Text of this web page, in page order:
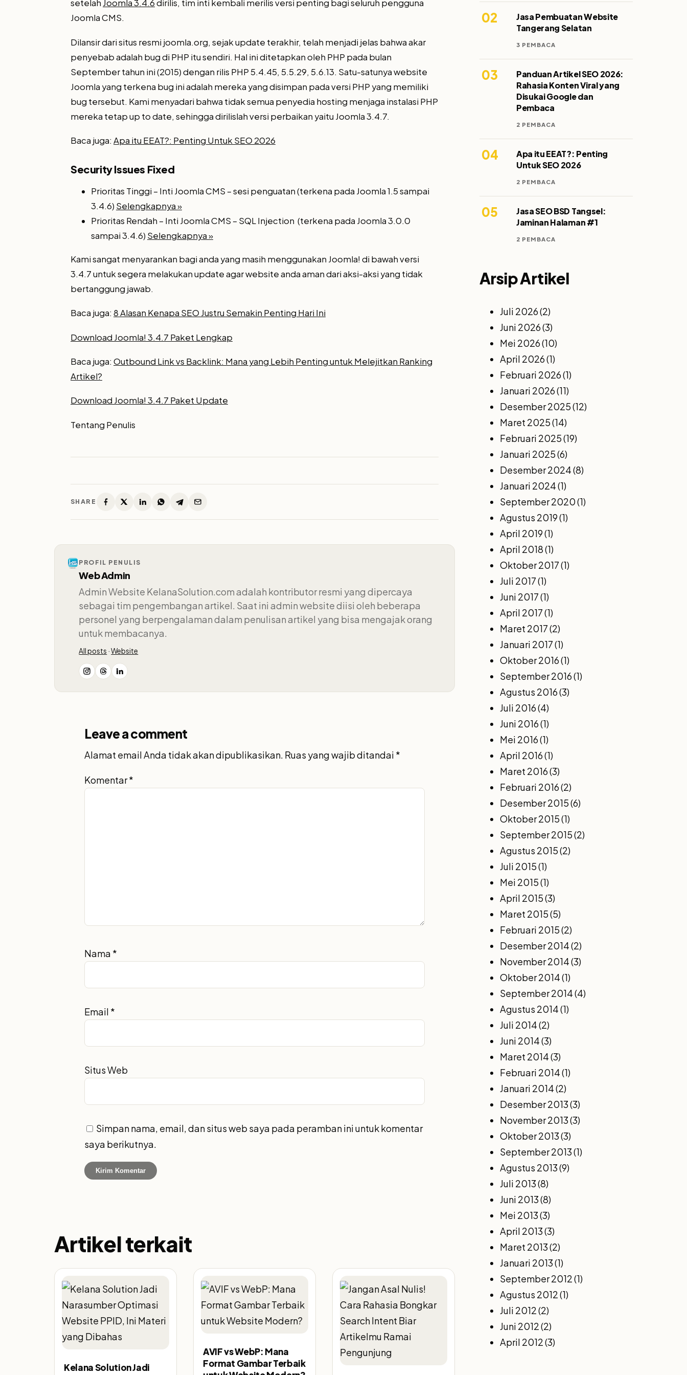
setelah Joomla 3.4.6dirilis, tim inti kembali merilis versi penting bagi seluruh pengguna
Joomla CMS.
Dilansir dari situs resmi joomla.org, sejak update terakhir, telah menjadi jelas bahwa akar
penyebab adalah bug di PHP itu sendiri. Hal ini ditetapkan oleh PHP pada bulan
September tahun ini (2015) dengan rilis PHP 5.4.45, 5.5.29, 5.6.13. Satu-satunya website
Joomla yang terkena bug ini adalah mereka yang disimpan pada versi PHP yang memiliki
bug tersebut. Kami menyadari bahwa tidak semua penyedia hosting menjaga instalasi PHP
mereka tetap up to date, sehingga dirilislah versi perbaikan yaitu Joomla 3.4.7.
Baca juga: Apa itu EEAT?: Penting Untuk SEO 2026
Security Issues Fixed
Prioritas Tinggi – Inti Joomla CMS – sesi penguatan (terkena pada Joomla 1.5 sampai
3.4.6) Selengkapnya »
Prioritas Rendah – Inti Joomla CMS – SQL Injection (terkena pada Joomla 3.0.0
sampai 3.4.6) Selengkapnya »
Kami sangat menyarankan bagi anda yang masih menggunakan Joomla! di bawah versi
3.4.7 untuk segera melakukan update agar website anda aman dari aksi-aksi yang tidak
bertanggung jawab.
Baca juga: 8 Alasan Kenapa SEO Justru Semakin Penting Hari Ini
Download Joomla! 3.4.7 Paket Lengkap
Baca juga: Outbound Link vs Backlink: Mana yang Lebih Penting untuk Melejitkan Ranking
Artikel?
Download Joomla! 3.4.7 Paket Update
Tentang Penulis
SHARE
PROFIL PENULIS
Web Admin
Admin Website KelanaSolution.com adalah kontributor resmi yang dipercaya
sebagai tim pengembangan artikel. Saat ini admin website diisi oleh beberapa
personel yang berpengalaman dalam penulisan artikel yang bisa mengajak orang
untuk membacanya.
All posts ·Website
Leave a comment
Alamat email Anda tidak akan dipublikasikan. Ruas yang wajib ditandai *
Komentar*
Nama *
Email *
Situs Web
Simpan nama, email, dan situs web saya pada peramban ini untuk komentar
saya berikutnya.
Artikel terkait
Kelana Solution Jadi
AVIF vs WebP: Mana
Format Gambar Terbaik
02
Jasa Pembuatan Website
Tangerang Selatan
3 PEMBACA
03
Panduan Artikel SEO 2026:
Rahasia Konten Viral yang
Disukai Google dan
Pembaca
2 PEMBACA
04
Apa itu EEAT?: Penting
Untuk SEO 2026
2 PEMBACA
05
Jasa SEO BSD Tangsel:
Jaminan Halaman #1
2 PEMBACA
Arsip Artikel
Juli 2026(2)
Juni 2026(3)
Mei 2026(10)
April 2026(1)
Februari 2026(1)
Januari 2026(11)
Desember 2025(12)
Maret 2025(14)
Februari 2025(19)
Januari 2025(6)
Desember 2024(8)
Januari 2024(1)
September 2020(1)
Agustus 2019(1)
April 2019(1)
April 2018(1)
Oktober 2017(1)
Juli 2017(1)
Juni 2017(1)
April 2017(1)
Maret 2017(2)
Januari 2017(1)
Oktober 2016(1)
September 2016(1)
Agustus 2016(3)
Juli 2016(4)
Juni 2016(1)
Mei 2016(1)
April 2016(1)
Maret 2016(3)
Februari 2016(2)
Desember 2015(6)
Oktober 2015(1)
September 2015(2)
Agustus 2015(2)
Juli 2015(1)
Mei 2015(1)
April 2015(3)
Maret 2015(5)
Februari 2015(2)
Desember 2014(2)
November 2014(3)
Oktober 2014(1)
September 2014(4)
Agustus 2014(1)
Juli 2014(2)
Juni 2014(3)
Maret 2014(3)
Februari 2014(1)
Januari 2014(2)
Desember 2013(3)
November 2013(3)
Oktober 2013(3)
September 2013(1)
Agustus 2013(9)
Juli 2013(8)
Juni 2013(8)
Mei 2013(3)
April 2013(3)
Maret 2013(2)
Januari 2013(1)
September 2012(1)
Agustus 2012(1)
Juli 2012(2)
Juni 2012(2)
April 2012(3)